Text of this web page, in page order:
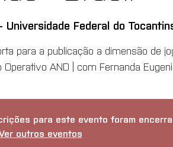
Universidade Federal do
para a publicação a dimensão de
Operativo AND | com Fernanda
para este evento foram
outros eventos